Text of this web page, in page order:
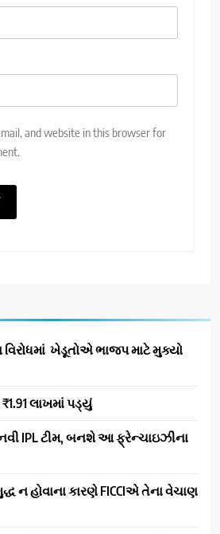
and website in this browser for
વિરોધમાં ખેડૂતોએ ભાજપ માટે મુક્યો
લાખમાં પડ્યું
નવી IPL ટીમ, બનશે આ ફ્રેન્ચાઇઝીના
ન હોવાના કારણે FICCIએ તેના વેચાણ